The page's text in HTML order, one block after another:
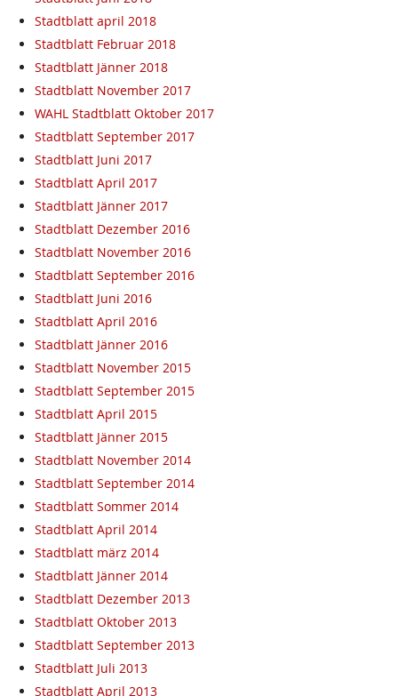
Stadtblatt april 2018
Stadtblatt Februar 2018
Stadtblatt Jänner 2018
Stadtblatt November 2017
WAHL Stadtblatt Oktober 2017
Stadtblatt September 2017
Stadtblatt Juni 2017
Stadtblatt April 2017
Stadtblatt Jänner 2017
Stadtblatt Dezember 2016
Stadtblatt November 2016
Stadtblatt September 2016
Stadtblatt Juni 2016
Stadtblatt April 2016
Stadtblatt Jänner 2016
Stadtblatt November 2015
Stadtblatt September 2015
Stadtblatt April 2015
Stadtblatt Jänner 2015
Stadtblatt November 2014
Stadtblatt September 2014
Stadtblatt Sommer 2014
Stadtblatt April 2014
Stadtblatt märz 2014
Stadtblatt Jänner 2014
Stadtblatt Dezember 2013
Stadtblatt Oktober 2013
Stadtblatt September 2013
Stadtblatt Juli 2013
Stadtblatt April 2013